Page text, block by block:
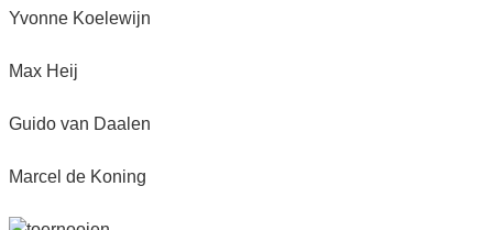
Yvonne Koelewijn
Max Heij
Guido van Daalen
Marcel de Koning